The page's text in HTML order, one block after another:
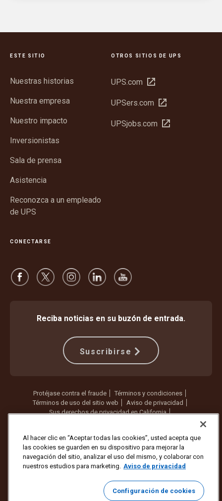
ESTE SITIO
Nuestras historias
Nuestra empresa
Nuestro impacto
Inversionistas
Sala de prensa
Asistencia
Reconozca a un empleado
de UPS
OTROS SITIOS DE UPS
UPS.com Abrir
una
nueva
UPSers.com Abrir
una
UPSjobs.com Abrir
CONECTARSE
Reciba noticias en su buzón de entrada.
Suscribirse
Protéjase contra el fraude
Términos y condiciones
Términos de uso del sitio web
Aviso de privacidad
Sus derechos de privacidad en California
Copyright ©1994 - 2026 United Parcel Service of America, Inc. Todos
los derechos reservados. ¿Ya no quiere recibir actualizaciones por
correo electrónico?
Cancelar la suscripción aquí
Para actualizar todas las demás preferencias de correo electrónico o
cancelar la suscripción a los correos electrónicos de marketing de
Al hacer clic en “Aceptar todas las cookies”, usted acepta que
las cookies se guarden en su dispositivo para mejorar la
navegación del sitio, analizar el uso del mismo, y colaborar con
nuestros estudios para marketing. Aviso de privacidad
Configuración de cookies